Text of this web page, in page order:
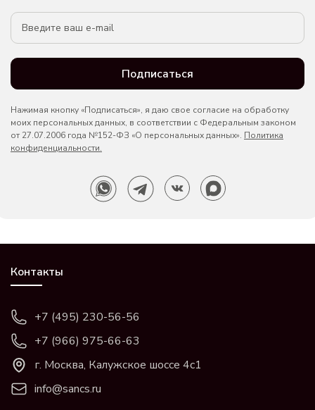
Подписаться
Нажимая кнопку «Подписаться», я даю свое согласие на обработку
моих персональных данных, в соответствии с Федеральным законом
от 27.07.2006 года №152-ФЗ «О персональных данных». Политика
конфиденциальности.
Контакты
+7 (495) 230-56-56
+7 (966) 975-66-63
г. Москва, Калужское шоссе 4с1
info@sancs.ru